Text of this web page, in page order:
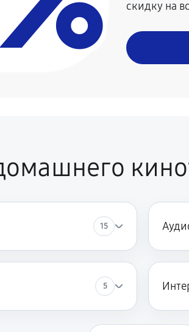
скидку на
15
5